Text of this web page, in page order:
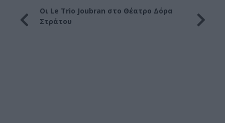
Οι Le Trio Joubran στο Θέατρο Δόρα
Στράτου
Οι